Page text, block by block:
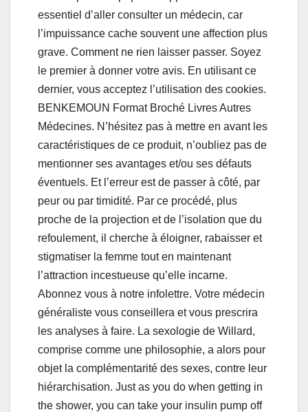
essentiel d’aller consulter un médecin, car
l’impuissance cache souvent une affection plus
grave. Comment ne rien laisser passer. Soyez
le premier à donner votre avis. En utilisant ce
dernier, vous acceptez l’utilisation des cookies.
BENKEMOUN Format Broché Livres Autres
Médecines. N’hésitez pas à mettre en avant les
caractéristiques de ce produit, n’oubliez pas de
mentionner ses avantages et/ou ses défauts
éventuels. Et l’erreur est de passer à côté, par
peur ou par timidité. Par ce procédé, plus
proche de la projection et de l’isolation que du
refoulement, il cherche à éloigner, rabaisser et
stigmatiser la femme tout en maintenant
l’attraction incestueuse qu’elle incarne.
Abonnez vous à notre infolettre. Votre médecin
généraliste vous conseillera et vous prescrira
les analyses à faire. La sexologie de Willard,
comprise comme une philosophie, a alors pour
objet la complémentarité des sexes, contre leur
hiérarchisation. Just as you do when getting in
the shower, you can take your insulin pump off